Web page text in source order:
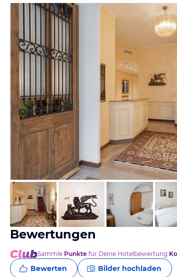
von Expedia
Bewertungen
Sammle Punkte für Deine Hotelbewertung.
Bewerten Bilder hochladen